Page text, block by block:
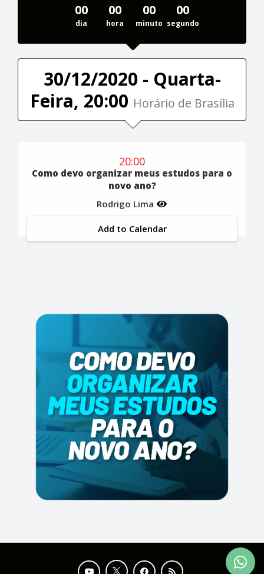
00
dia
00
hora
00
minuto
00
segundo
30/12/2020 - Quarta-
Feira, 20:00 Horário de Brasília
20:00
Como devo organizar meus estudos para o
novo ano?
Rodrigo Lima
Add to Calendar